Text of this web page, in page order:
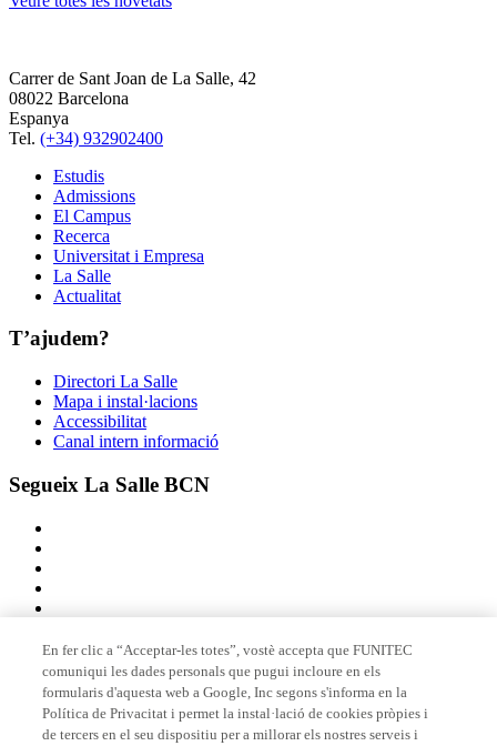
Carrer de Sant Joan de La Salle, 42
08022 Barcelona
Espanya
Tel. (+34) 932902400
Estudis
Admissions
El Campus
Recerca
Universitat i Empresa
La Salle
Actualitat
T’ajudem?
Directori La Salle
Mapa i instal·lacions
Accessibilitat
Canal intern informació
Segueix La Salle BCN
Membre de
En fer clic a “Acceptar-les totes”, vostè accepta que FUNITEC
comuniqui les dades personals que pugui incloure en els
formularis d'aquesta web a Google, Inc segons s'informa en la
Política de Privacitat i permet la instal·lació de cookies pròpies i
de tercers en el seu dispositiu per a millorar els nostres serveis i